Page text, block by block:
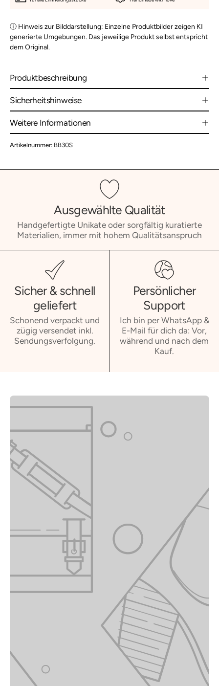
ⓘ Hinweis zur Bilddarstellung: Einzelne Produktbilder zeigen KI
generierte Umgebungen. Das jeweilige Produkt selbst entspricht
dem Original.
Produktbeschreibung
Sicherheitshinweise
Weitere Informationen
Artikelnummer: BB30S
Ausgewählte Qualität
Handgefertigte Unikate oder sorgfältig kuratierte
Materialien, immer mit hohem Qualitätsanspruch
Sicher & schnell
geliefert
Schonend verpackt und
zügig versendet inkl.
Sendungsverfolgung.
Persönlicher
Support
Ich bin per WhatsApp &
E-Mail für dich da: Vor,
während und nach dem
Kauf.